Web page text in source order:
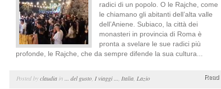
radici di un popolo. O le Rajche, come
le chiamano gli abitanti dell’alta valle
dell’Aniene. Subiaco, la città dei
monasteri in provincia di Roma è
pronta a svelare le sue radici più
profonde, le Rajche, che da sempre difende la sua cultura...
Posted byclaudia in ... del gusto I viaggi ... Italia Lazio Read